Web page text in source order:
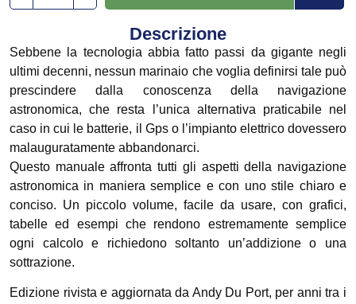
Descrizione
Sebbene la tecnologia abbia fatto passi da gigante negli
ultimi decenni, nessun marinaio che voglia definirsi tale può
prescindere dalla conoscenza della navigazione
astronomica, che resta l’unica alternativa praticabile nel
caso in cui le batterie, il Gps o l’impianto elettrico dovessero
malauguratamente abbandonarci.
Questo manuale affronta tutti gli aspetti della navigazione
astronomica in maniera semplice e con uno stile chiaro e
conciso. Un piccolo volume, facile da usare, con grafici,
tabelle ed esempi che rendono estremamente semplice
ogni calcolo e richiedono soltanto un’addizione o una
sottrazione.
Edizione rivista e aggiornata da Andy Du Port, per anni tra i